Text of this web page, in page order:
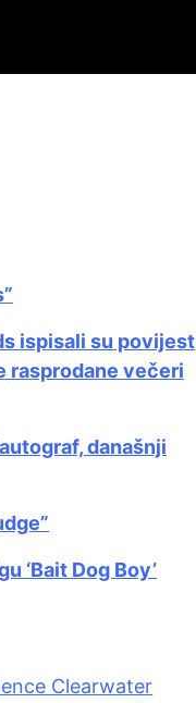
ispisali su povijest
rasprodane večeri
današnji
‘Bait Dog Boy’
Clearwater